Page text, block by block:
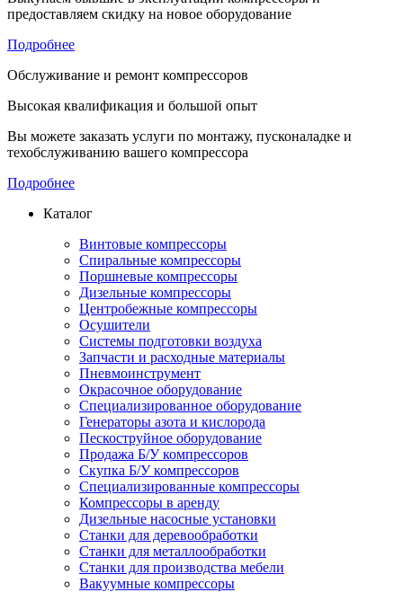
предоставляем скидку на новое оборудование
Подробнее
Обслуживание и ремонт компрессоров
Высокая квалификация и большой опыт
Вы можете заказать услуги по монтажу, пусконаладке и
техобслуживанию вашего компрессора
Подробнее
Каталог
Винтовые компрессоры
Спиральные компрессоры
Поршневые компрессоры
Дизельные компрессоры
Центробежные компрессоры
Осушители
Системы подготовки воздуха
Запчасти и расходные материалы
Пневмоинструмент
Окрасочное оборудование
Специализированное оборудование
Генераторы азота и кислорода
Пескоструйное оборудование
Продажа Б/У компрессоров
Скупка Б/У компрессоров
Специализированные компрессоры
Компрессоры в аренду
Дизельные насосные установки
Станки для деревообработки
Станки для металлообработки
Станки для производства мебели
Вакуумные компрессоры